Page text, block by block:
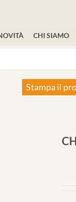
CHI SIAMO
Stampa il